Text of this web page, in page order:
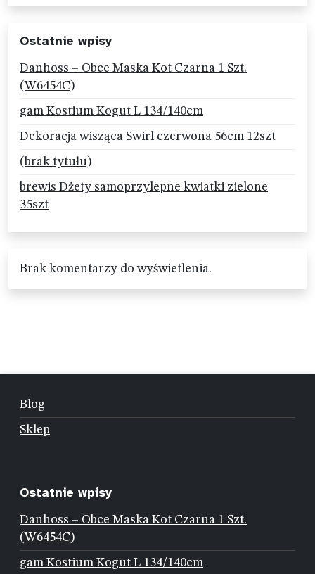
Ostatnie wpisy
Danhoss – Obce Maska Kot Czarna 1 Szt.
(W6454C)
gam Kostium Kogut L 134/140cm
Dekoracja wisząca Swirl czerwona 56cm 12szt
(brak tytułu)
brewis Dżety samoprzylepne kwiatki zielone
35szt
Brak komentarzy do wyświetlenia.
Blog
Sklep
Ostatnie wpisy
Danhoss – Obce Maska Kot Czarna 1 Szt.
(W6454C)
gam Kostium Kogut L 134/140cm